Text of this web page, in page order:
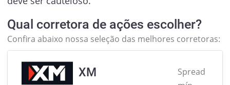
Qual corretora de ações escolher?
Confira abaixo nossa seleção das melhores corretoras:
XM
Spread